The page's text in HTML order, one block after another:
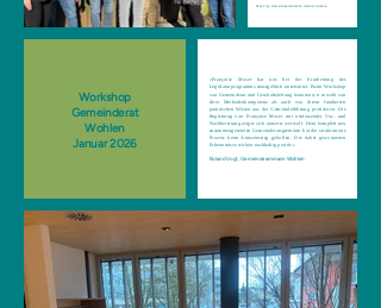
Doris Frey, Gemeindepräsidentin Herznach-Ueken
Workshop
Gemeinderat
Wohlen
Januar 2026
«Françoise Moser hat uns bei der Erarbeitung des
Legislaturprogramms massgeblich unterstützt. Beim Workshop
von Gemeinderat und Geschäftsleitung konnten wir sowohl von
ihrer Methodenkompetenz als auch von ihrem fundierten
praktischen Wissen aus der Gemeindeführung profitieren. Die
Begleitung von Françoise Moser mit umfassender Vor- und
Nachbereitung zeigte sich äusserst wertvoll. Dem komplett neu
zusammengesetzten Gemeinderatsgremium hat der strukturierte
Prozess beim Amtseinstieg geholfen. Die dabei gewonnenen
Erkenntnisse wirken nachhaltig positiv.»
Roland Vogt, Gemeindeammann Wohlen